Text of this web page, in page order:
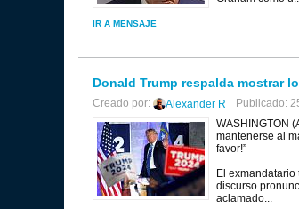
IR A MENSAJE
Donald Trump respalda mostrar
Creado por: Alexander R Publicado:
WASHINGTON
mantenerse al
favor!”
El
discurso
aclamado...